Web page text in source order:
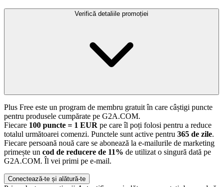
Verifică detaliile promoției
Plus Free este un program de membru gratuit în care câștigi puncte
pentru produsele cumpărate pe G2A.COM.
Fiecare 100 puncte = 1 EUR pe care îl poți folosi pentru a reduce
totalul următoarei comenzi. Punctele sunt active pentru 365 de zile.
Fiecare persoană nouă care se abonează la e-mailurile de marketing
primește un cod de reducere de 11% de utilizat o singură dată pe
G2A.COM. Îl vei primi pe e-mail.
Conectează-te și alătură-te